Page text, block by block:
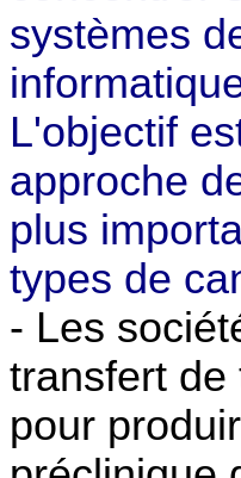
systèmes
L'objectif
approche
plus
types de
- Les
transfert de
pour